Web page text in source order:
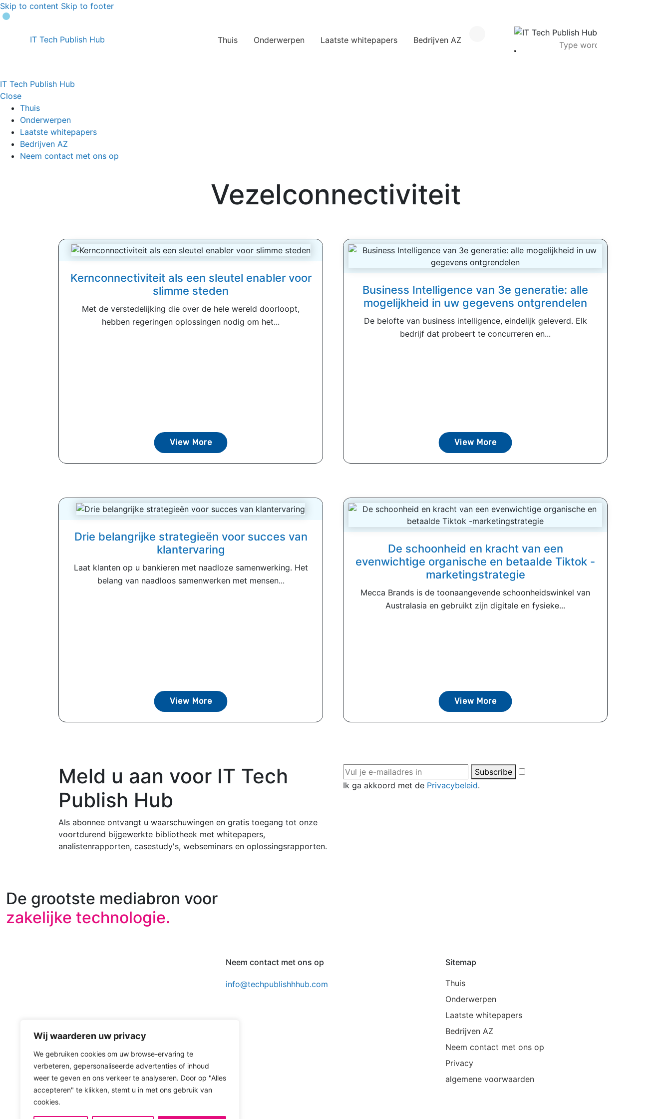
Wij waarderen uw privacy
We gebruiken cookies om uw browse-ervaring te
verbeteren, gepersonaliseerde advertenties of inhoud
weer te geven en ons verkeer te analyseren. Door op "Alles
accepteren" te klikken, stemt u in met ons gebruik van
cookies.
Skip to content Skip to footer
IT Tech Publish Hub Thuis Onderwerpen Laatste whitepapers Bedrijven AZ
IT Tech Publish Hub
Close
Thuis
Onderwerpen
Laatste whitepapers
Bedrijven AZ
Neem contact met ons op
Vezelconnectiviteit
Kernconnectiviteit als een sleutel enabler voor
slimme steden
Met de verstedelijking die over de hele wereld doorloopt,
hebben regeringen oplossingen nodig om het...
View More
Business Intelligence van 3e generatie: alle
mogelijkheid in uw gegevens ontgrendelen
De belofte van business intelligence, eindelijk geleverd. Elk
bedrijf dat probeert te concurreren en...
View More
Drie belangrijke strategieën voor succes van
klantervaring
Laat klanten op u bankieren met naadloze samenwerking. Het
belang van naadloos samenwerken met mensen...
View More
De schoonheid en kracht van een
evenwichtige organische en betaalde Tiktok -
marketingstrategie
Mecca Brands is de toonaangevende schoonheidswinkel van
Australasia en gebruikt zijn digitale en fysieke...
View More
Meld u aan voor IT Tech
Publish Hub
Als abonnee ontvangt u waarschuwingen en gratis toegang tot onze
voortdurend bijgewerkte bibliotheek met whitepapers,
analistenrapporten, casestudy's, webseminars en oplossingsrapporten.
Subscribe
Ik ga akkoord met de Privacybeleid.
De grootste mediabron voor
zakelijke technologie.
Neem contact met ons op
info@techpublishhhub.com
Sitemap
Thuis
Onderwerpen
Laatste whitepapers
Bedrijven AZ
Neem contact met ons op
Privacy
algemene voorwaarden